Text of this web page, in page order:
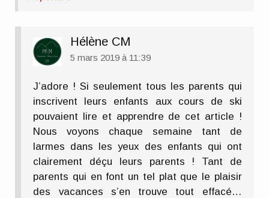
Hélène CM
5 mars 2019 à 11:39
J’adore ! Si seulement tous les parents qui
inscrivent leurs enfants aux cours de ski
pouvaient lire et apprendre de cet article !
Nous voyons chaque semaine tant de
larmes dans les yeux des enfants qui ont
clairement déçu leurs parents ! Tant de
parents qui en font un tel plat que le plaisir
des vacances s’en trouve tout effacé…